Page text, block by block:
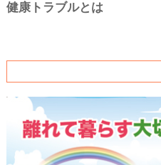
健康トラブルとは